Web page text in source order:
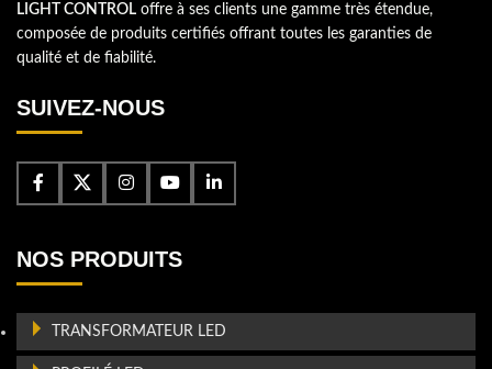
LIGHT CONTROL offre à ses clients une gamme très étendue,
composée de produits certifiés offrant toutes les garanties de
qualité et de fiabilité.
SUIVEZ-NOUS
NOS PRODUITS
TRANSFORMATEUR LED